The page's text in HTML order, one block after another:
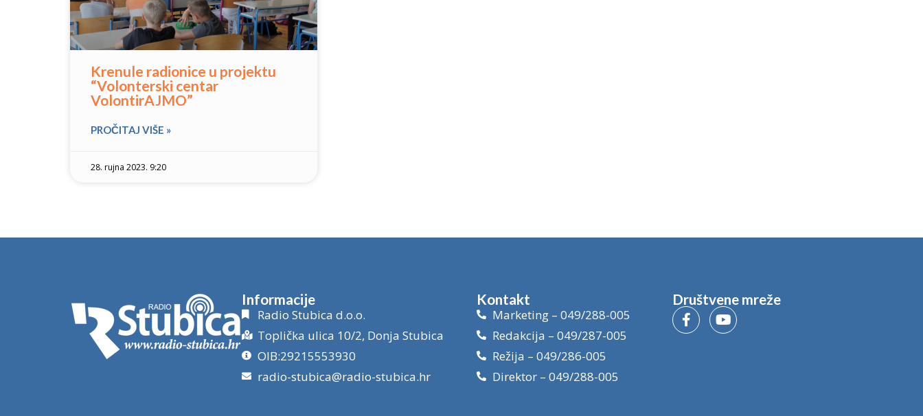
Krenule radionice u projektu
“Volonterski centar
VolontirAJMO”
PROČITAJ VIŠE »
28. rujna 2023. 9:20
Informacije
Radio Stubica d.o.o.
Toplička ulica 10/2, Donja Stubica
OIB:29215553930
radio-stubica@radio-stubica.hr
Kontakt
Marketing – 049/288-005
Redakcija – 049/287-005
Režija – 049/286-005
Direktor – 049/288-005
Društvene mreže